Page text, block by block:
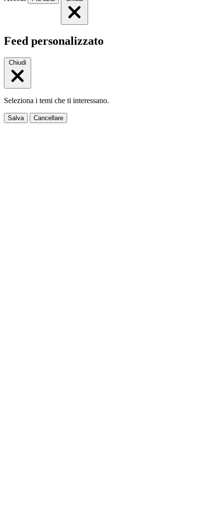
Feed personalizzato
Chiudi
Seleziona i temi che ti interessano.
Salva Cancellare